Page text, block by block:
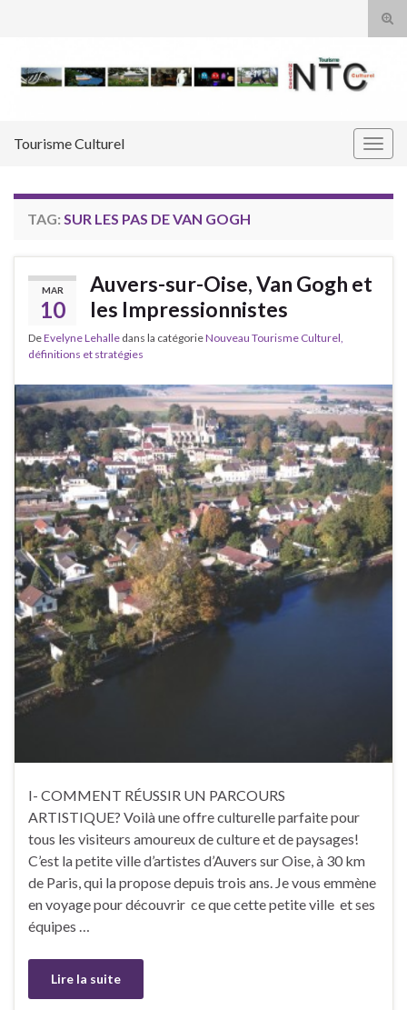
Tourisme Culturel
TAG: SUR LES PAS DE VAN GOGH
MAR
10
Auvers-sur-Oise, Van Gogh et
les Impressionnistes
DeEvelyne Lehalle dans la catégorieNouveau Tourisme Culturel,
définitions et stratégies
I- COMMENT RÉUSSIR UN PARCOURS
ARTISTIQUE? Voilà une offre culturelle parfaite pour
tous les visiteurs amoureux de culture et de paysages!
C’est la petite ville d’artistes d’Auvers sur Oise, à 30 km
de Paris, qui la propose depuis trois ans. Je vous emmène
en voyage pour découvrir ce que cette petite ville et ses
équipes …
Lire la suite